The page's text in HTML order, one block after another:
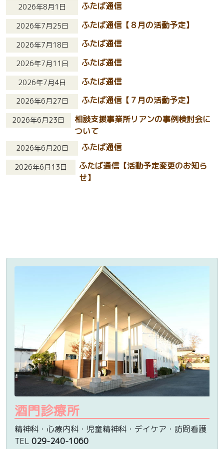
2026年8月1日 ふたば通信
2026年7月25日 ふたば通信【８月の活動予定】
2026年7月18日 ふたば通信
2026年7月11日 ふたば通信
2026年7月4日 ふたば通信
2026年6月27日 ふたば通信【７月の活動予定】
2026年6月23日
相談支援事業所リアンの事例検討会に
ついて
2026年6月20日 ふたば通信
2026年6月13日
ふたば通信【活動予定変更のお知ら
せ】
酒門診療所
精神科・心療内科・児童精神科・デイケア・訪問看護
TEL 029-240-1060